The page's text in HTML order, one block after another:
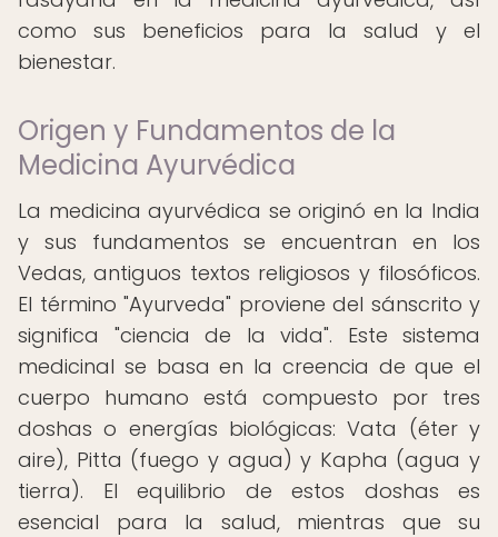
como sus beneficios para la salud y el
bienestar.
Origen y Fundamentos de la
Medicina Ayurvédica
La medicina ayurvédica se originó en la India
y sus fundamentos se encuentran en los
Vedas, antiguos textos religiosos y filosóficos.
El término "Ayurveda" proviene del sánscrito y
significa "ciencia de la vida". Este sistema
medicinal se basa en la creencia de que el
cuerpo humano está compuesto por tres
doshas o energías biológicas: Vata (éter y
aire), Pitta (fuego y agua) y Kapha (agua y
tierra). El equilibrio de estos doshas es
esencial para la salud, mientras que su